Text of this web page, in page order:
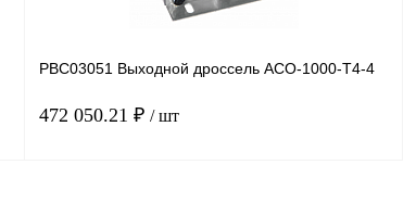
PBC03051 Выходной дроссель ACO-1000-T4-4
472 050.21 ₽ / шт